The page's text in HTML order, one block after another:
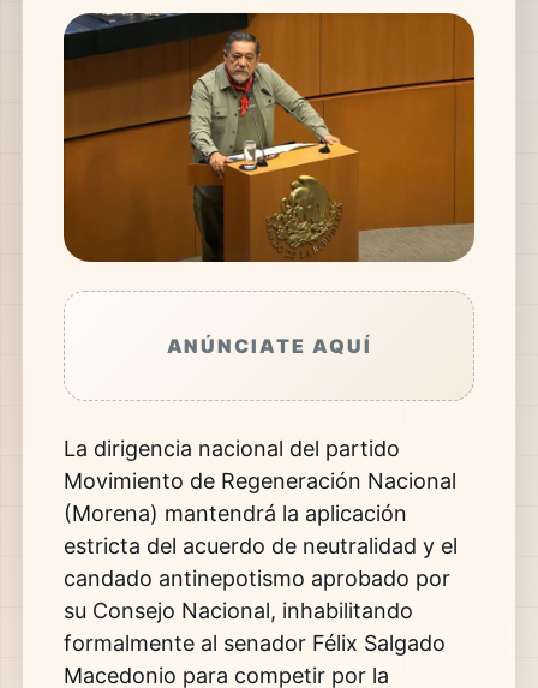
ANÚNCIATE AQUÍ
La dirigencia nacional del partido
Movimiento de Regeneración Nacional
(Morena) mantendrá la aplicación
estricta del acuerdo de neutralidad y el
candado antinepotismo aprobado por
su Consejo Nacional, inhabilitando
formalmente al senador Félix Salgado
Macedonio para competir por la